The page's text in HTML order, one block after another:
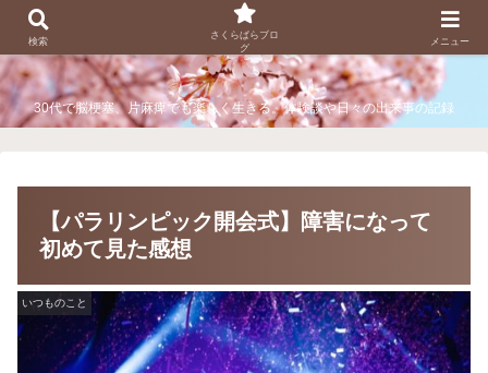
さくらぱらブログ
30代で脳梗塞、片麻痺でも楽しく生きる。体験談や日々の出来事の記録
【パラリンピック開会式】障害になって
初めて見た感想
いつものこと
検索
さくらぱらブロ
グ
メニュー